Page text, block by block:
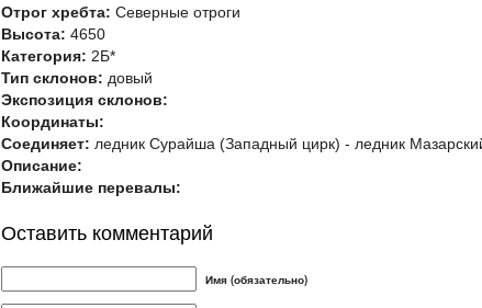
Отрог хребта: Северные отроги
Высота: 4650
Категория: 2Б*
Тип склонов: довый
Экспозиция склонов:
Координаты:
Соединяет: ледник Сурайша (Западный цирк) - ледник
Описание:
Ближайшие перевалы:
Оставить комментарий
Имя (обязательно)